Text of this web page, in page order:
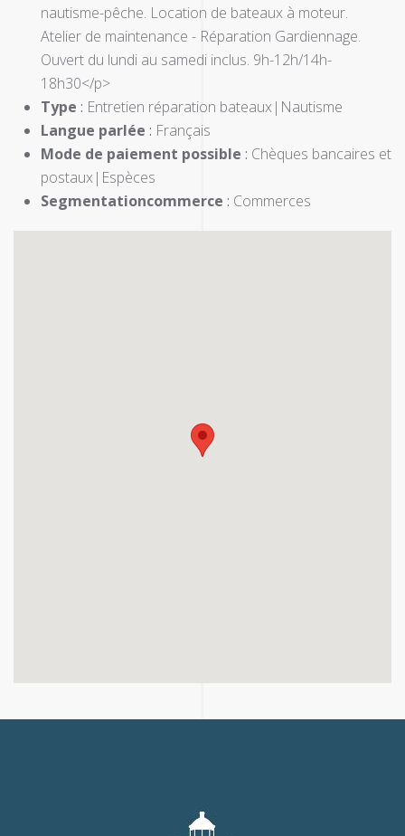
nautisme-pêche. Location de bateaux à moteur.
Atelier de maintenance - Réparation Gardiennage.
Ouvert du lundi au samedi inclus. 9h-12h/14h-
18h30</p>
Type : Entretien réparation bateaux|Nautisme
Langue parlée : Français
Mode de paiement possible : Chèques bancaires et
postaux|Espèces
Segmentationcommerce : Commerces